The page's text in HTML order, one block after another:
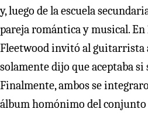
y, luego de la escuela
pareja romántica y musical. En
Fleetwood invitó al guitarrista
solamente dijo que aceptaba
Finalmente, ambos se
álbum homónimo del conjunto